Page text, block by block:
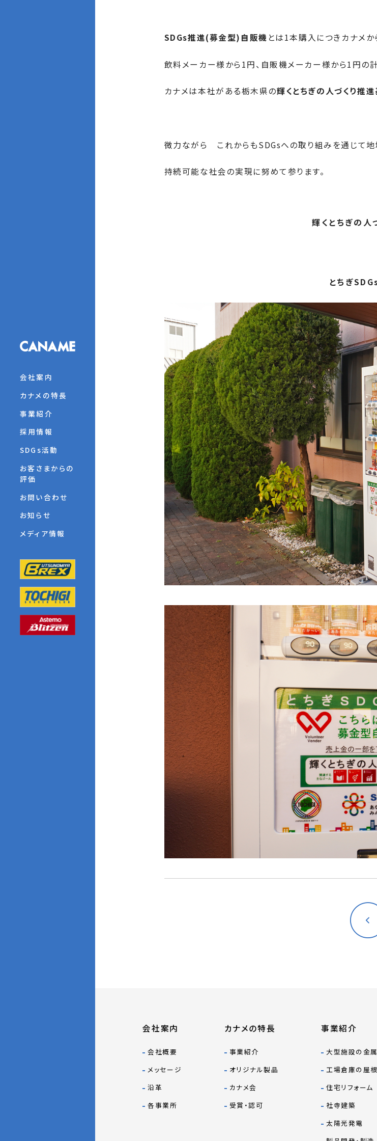
会社案内
カナメの特長
事業紹介
採用情報
SDGs活動
お客さまからの
評価
お問い合わせ
お知らせ
メディア情報
SDGs推進(募金型)自販機 とは1本購入につきカナメか
飲料メーカー様から1円、自販機メーカー様から1円の
カナメは本社がある栃木県の輝くとちぎの人づくり推
微力ながら これからもSDGsへの取り組みを通じて地
持続可能な社会の実現に努めて参ります。
輝くとちぎの人
とちぎ
会社案内
会社概要
メッセージ
沿革
各事業所
カナメの特長
事業紹介
オリジナル製品
カナメ会
受賞・認可
事業紹介
大型施設の金
工場倉庫の屋
住宅リフォーム
社寺建築
太陽光発電